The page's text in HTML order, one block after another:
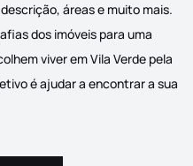
áreas e muito mais.
dos imóveis para uma
viver em Vila Verde pela
é ajudar a encontrar a sua